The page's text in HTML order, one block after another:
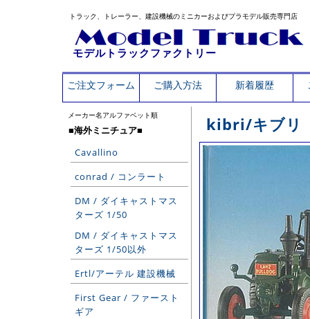
トラック、トレーラー、建設機械のミニカーおよびプラモデル販売専門店
モデルトラックファクトリー
ご注文フォーム ご購入方法 新着履歴
メーカー名アルファベット順
■海外ミニチュア■
Cavallino
conrad / コンラート
DM / ダイキャストマス
ターズ 1/50
DM / ダイキャストマス
ターズ 1/50以外
Ertl/アーテル 建設機械
First Gear / ファースト
ギア
kibri/キブリ